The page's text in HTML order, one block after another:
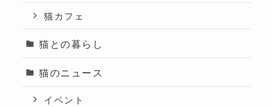
猫カフェ
猫との暮らし
猫のニュース
イベント